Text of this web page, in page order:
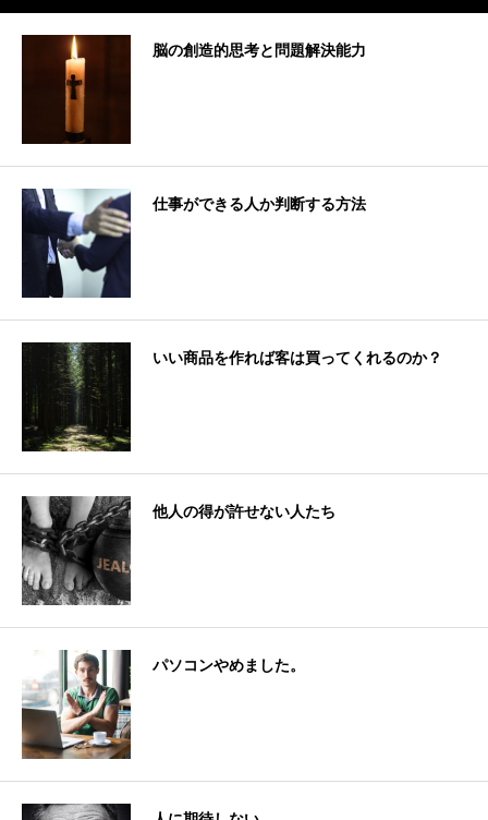
脳の創造的思考と問題解決能力
仕事ができる人か判断する方法
いい商品を作れば客は買ってくれるのか？
他人の得が許せない人たち
パソコンやめました。